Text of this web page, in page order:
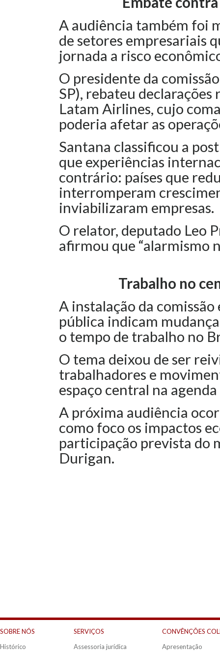
A audiência também foi
de setores empresariais
jornada a risco
O presidente da
SP), rebateu
Latam Airlines, cujo
poderia afetar as
Santana classificou a
que experiências
contrário: países que
interromperam
inviabilizaram empresas.
O relator, deputado Leo
afirmou que “alarmismo
Trabalho no
A instalação da
pública indicam
o tempo de trabalho no
O tema deixou de ser
trabalhadores e
espaço central na
A próxima audiência
como foco os impactos
participação prevista do
Durigan.
SOBRE NÓS
Histórico
SERVIÇOS
Assessoria jurídica
CONVÊNÇÕES
Apresentação